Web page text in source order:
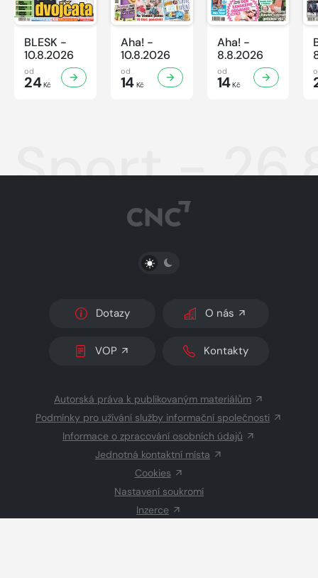
BLESK -
10.8.2026
od
24Kč
Aha! -
10.8.2026
od
14Kč
Aha! -
8.8.2026
od
14Kč
Sport -
PŘEPNOUT SVĚTLÝ/TMAVÝ REŽIM
Dotazy O nás
VOP Kontakty
Autorská práva k publikovaným materiálům
Podmínky pro užívání služby informační společnosti
Informace o zpracování osobních údajů
Jednotná kontaktní místa
Cookies
Nastavení soukromí
Inzerce